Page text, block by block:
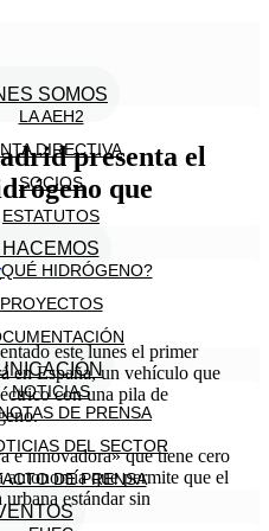
SOMOS
LA AEH2
DIRECTIVA
SOCIOS
ESTATUTOS
HIDRÓGENO?
PROYECTOS
NOTICIAS
DE PRENSA
DEL SECTOR
DE PRENSA
presenta el
que
este lunes el primer
en España, un vehículo que
con una pila de
e innovadora» que tiene cero
que permite que el
estándar sin